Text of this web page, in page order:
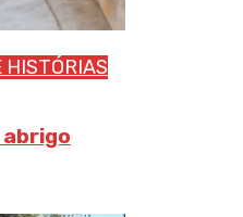
HISTÓRIAS
abrigo